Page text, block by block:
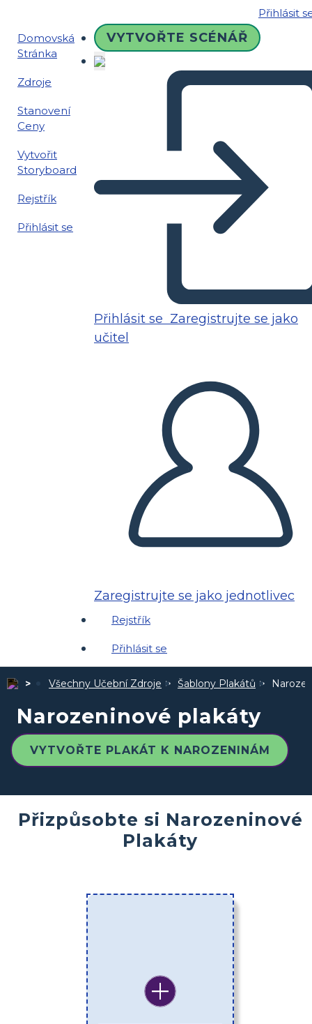
Přihlásit
Domovská
Stránka
Zdroje
Stanovení
Ceny
Vytvořit
Storyboard
Rejstřík
Přihlásit se
VYTVOŘTE SCÉNÁŘ
Přihlásit se Zaregistrujte se jako
učitel
Zaregistrujte se jako jednotlivec
Rejstřík
Přihlásit se
Všechny Učební Zdroje Šablony Plakátů
Narozeninové plakáty
VYTVOŘTE PLAKÁT K NAROZENINÁM
Přizpůsobte si Narozeninové
Plakáty